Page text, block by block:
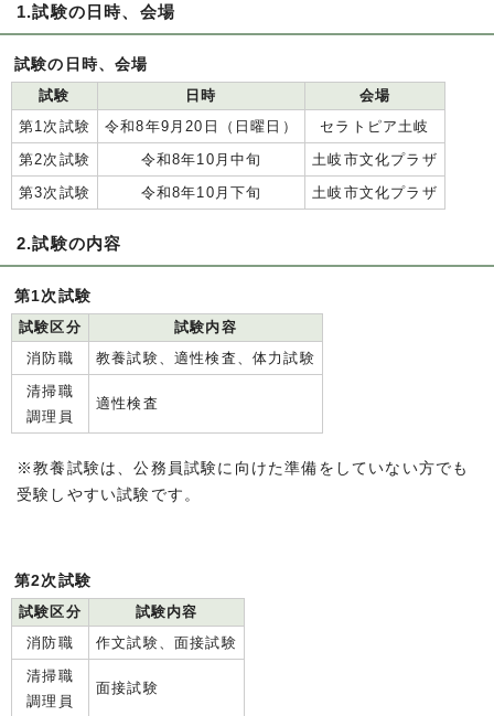
1.試験の日時、会場
試験の日時、会場
試験
日時
会場
第1次試験
令和8年9月20日（日曜日）
セラトピア土岐
第2次試験
令和8年10月中旬
土岐市文化プラザ
第3次試験
令和8年10月下旬 土岐市文化プラザ
2.試験の内容
第1次試験
試験区分
試験内容
消防職
教養試験、適性検査、体力試験
清掃職
調理員
適性検査
※教養試験は、公務員試験に向けた準備をしていない方でも
受験しやすい試験です。
第2次試験
試験区分
試験内容
消防職
作文試験、面接試験
清掃職
調理員
面接試験